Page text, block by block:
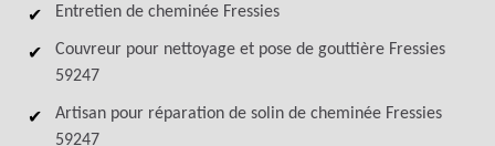
Entretien de cheminée Fressies
Couvreur pour nettoyage et pose de gouttière Fressies
59247
Artisan pour réparation de solin de cheminée Fressies
59247